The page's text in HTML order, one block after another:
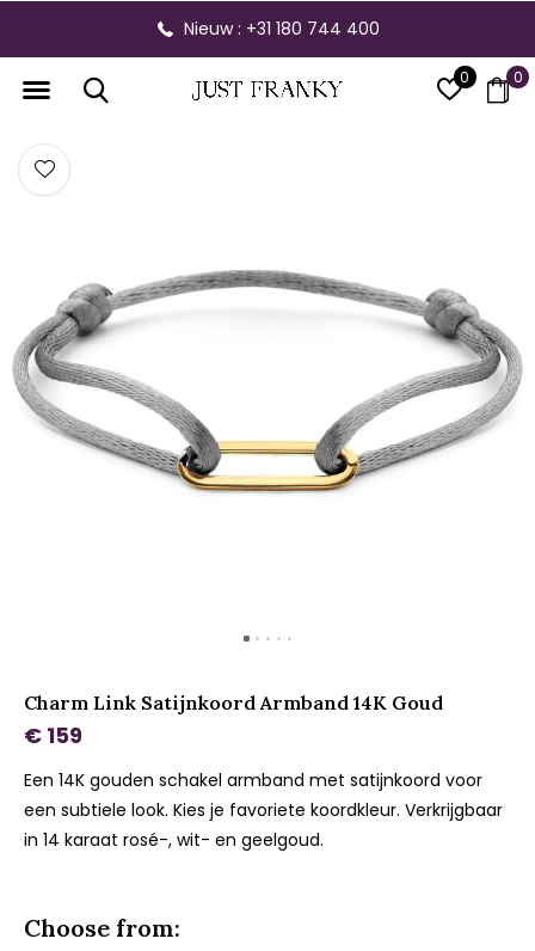
0 0
Nieuw : +31 180 744 400
Charm Link Satijnkoord Armband 14K Goud
€ 159
Een 14K gouden schakel armband met satijnkoord voor
een subtiele look. Kies je favoriete koordkleur. Verkrijgbaar
in 14 karaat rosé-, wit- en geelgoud.
Choose from: